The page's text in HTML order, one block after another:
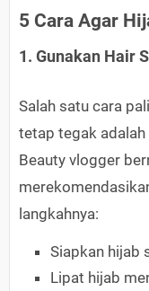
5 Cara Agar
1. Gunakan Hair
Salah satu cara
tetap tegak adalah
Beauty vlogger
langkahnya:
Siapkan hijab
Lipat hijab